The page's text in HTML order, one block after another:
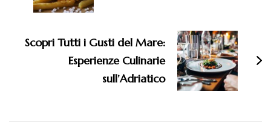
Scopri Tutti i Gusti del Mare:
Esperienze Culinarie
sull’Adriatico